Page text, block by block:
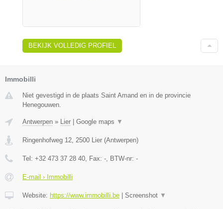
BEKIJK VOLLEDIG PROFIEL
Immobilli
Niet gevestigd in de plaats Saint Amand en in de provincie
Henegouwen.
Antwerpen » Lier Google maps ▼
Ringenhofweg 12, 2500 Lier (Antwerpen)
Tel: +32 473 37 28 40, Fax: -, BTW-nr: -
E-mail › Immobilli
Website: https://www.immobilli.be Screenshot ▼